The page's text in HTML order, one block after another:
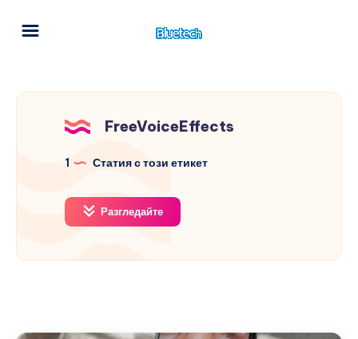
FreeVoiceEffects
1 Статия с този етикет
Разгледайте